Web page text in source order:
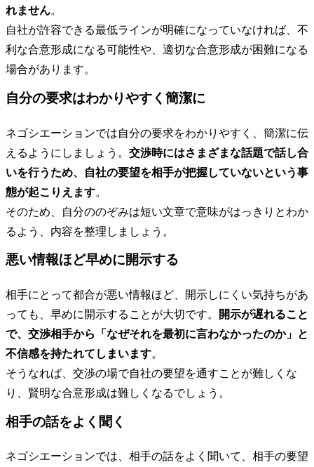
れません。
自社が許容できる最低ラインが明確になっていなければ、不
利な合意形成になる可能性や、適切な合意形成が困難になる
場合があります。
自分の要求はわかりやすく簡潔に
ネゴシエーションでは自分の要求をわかりやすく、簡潔に伝
えるようにしましょう。 交渉時にはさまざまな話題で話し合
いを行うため、自社の要望を相手が把握していないという事
態が起こりえます。
そのため、自分ののぞみは短い文章で意味がはっきりとわか
るよう、内容を整理しましょう。
悪い情報ほど早めに開示する
相手にとって都合が悪い情報ほど、開示しにくい気持ちがあ
っても、早めに開示することが大切です。
開示が遅れること
で、交渉相手から「なぜそれを最初に言わなかったのか」と
不信感を持たれてしまいます。
そうなれば、交渉の場で自社の要望を通すことが難しくな
り、賢明な合意形成は難しくなるでしょう。
相手の話をよく聞く
ネゴシエーションでは、相手の話をよく聞いて、相手の要望